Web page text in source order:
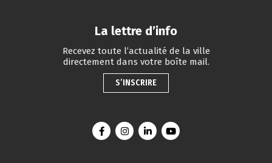
La lettre d’info
Recevez toute l’actualité de la ville
directement dans votre boîte mail.
S’INSCRIRE
Lien vers le compte Facebook
Lien vers le compte Instagram
Lien vers le compte Linkedin
Lien vers la chaîne